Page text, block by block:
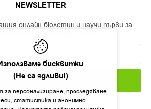
бисквитки
(Не са ядливи!)
за персонализиране, проследяване
статистика и анонимно
NEWSLETTER
онлайн бюлетин и научи първи за
ЗАПИШИ СЕ